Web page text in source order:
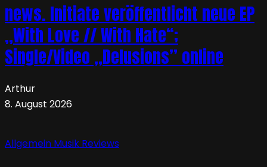
news. Initiate veröffentlicht neue EP
„With Love // With Hate“;
Single/Video „Delusions” online
Arthur
8. August 2026
Allgemein Musik Reviews